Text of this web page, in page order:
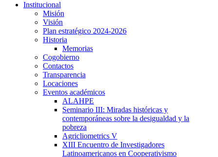
Institucional
Misión
Visión
Plan estratégico 2024-2026
Historia
Memorias
Cogobierno
Contactos
Transparencia
Locaciones
Eventos académicos
ALAHPE
Seminario III: Miradas históricas y
contemporáneas sobre la desigualdad y la
pobreza
Agricliometrics V
XIII Encuentro de Investigadores
Latinoamericanos en Cooperativismo